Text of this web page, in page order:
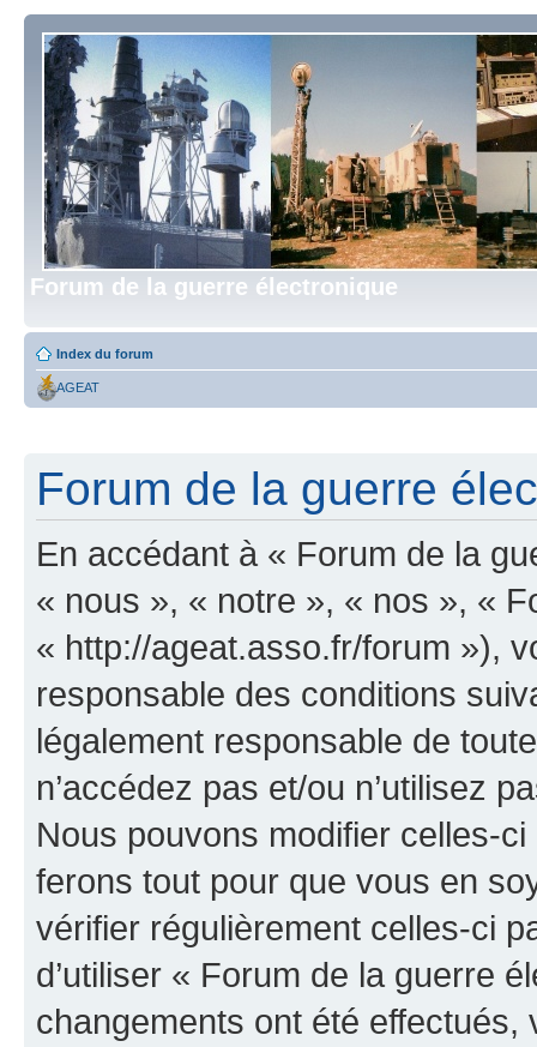
Forum de la guerre électronique
Index du forum
AGEAT
Forum de la guerre
En accédant à « Forum de la
« nous », « notre », « nos », «
« http://ageat.asso.fr/forum »),
responsable des conditions
légalement responsable de
n’accédez pas et/ou n’utilisez
Nous pouvons modifier celles-
ferons tout pour que vous en
vérifier régulièrement celles-ci
d’utiliser « Forum de la guerre
changements ont été effectués,